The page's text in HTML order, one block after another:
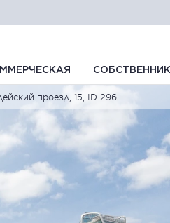
проезд, 15, ID 296